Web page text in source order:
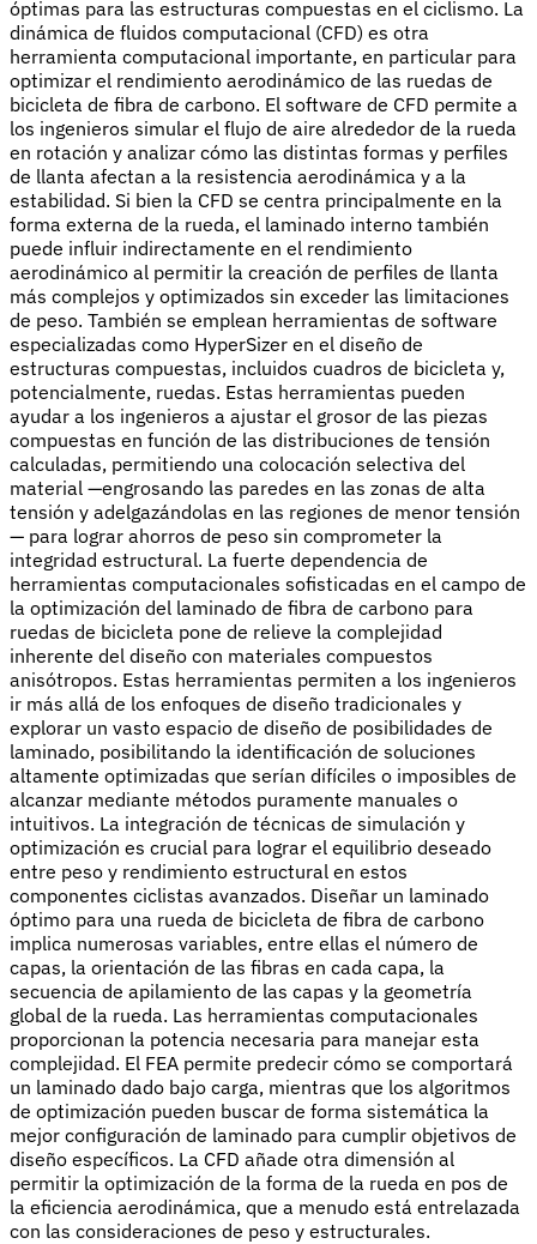
óptimas para las estructuras compuestas en el ciclismo. La
dinámica de fluidos computacional (CFD) es otra
herramienta computacional importante, en particular para
optimizar el rendimiento aerodinámico de las ruedas de
bicicleta de fibra de carbono. El software de CFD permite a
los ingenieros simular el flujo de aire alrededor de la rueda
en rotación y analizar cómo las distintas formas y perfiles
de llanta afectan a la resistencia aerodinámica y a la
estabilidad. Si bien la CFD se centra principalmente en la
forma externa de la rueda, el laminado interno también
puede influir indirectamente en el rendimiento
aerodinámico al permitir la creación de perfiles de llanta
más complejos y optimizados sin exceder las limitaciones
de peso. También se emplean herramientas de software
especializadas como HyperSizer en el diseño de
estructuras compuestas, incluidos cuadros de bicicleta y,
potencialmente, ruedas. Estas herramientas pueden
ayudar a los ingenieros a ajustar el grosor de las piezas
compuestas en función de las distribuciones de tensión
calculadas, permitiendo una colocación selectiva del
material —engrosando las paredes en las zonas de alta
tensión y adelgazándolas en las regiones de menor tensión
— para lograr ahorros de peso sin comprometer la
integridad estructural. La fuerte dependencia de
herramientas computacionales sofisticadas en el campo de
la optimización del laminado de fibra de carbono para
ruedas de bicicleta pone de relieve la complejidad
inherente del diseño con materiales compuestos
anisótropos. Estas herramientas permiten a los ingenieros
ir más allá de los enfoques de diseño tradicionales y
explorar un vasto espacio de diseño de posibilidades de
laminado, posibilitando la identificación de soluciones
altamente optimizadas que serían difíciles o imposibles de
alcanzar mediante métodos puramente manuales o
intuitivos. La integración de técnicas de simulación y
optimización es crucial para lograr el equilibrio deseado
entre peso y rendimiento estructural en estos
componentes ciclistas avanzados. Diseñar un laminado
óptimo para una rueda de bicicleta de fibra de carbono
implica numerosas variables, entre ellas el número de
capas, la orientación de las fibras en cada capa, la
secuencia de apilamiento de las capas y la geometría
global de la rueda. Las herramientas computacionales
proporcionan la potencia necesaria para manejar esta
complejidad. El FEA permite predecir cómo se comportará
un laminado dado bajo carga, mientras que los algoritmos
de optimización pueden buscar de forma sistemática la
mejor configuración de laminado para cumplir objetivos de
diseño específicos. La CFD añade otra dimensión al
permitir la optimización de la forma de la rueda en pos de
la eficiencia aerodinámica, que a menudo está entrelazada
con las consideraciones de peso y estructurales.